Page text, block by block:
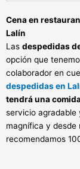
Cena en
Lalín
Las despedidas
opción que
colaborador en
despedidas en
tendrá una
servicio agradable
magnífica y desde
recomendamos